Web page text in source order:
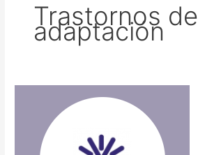
Trastornos de
adaptación